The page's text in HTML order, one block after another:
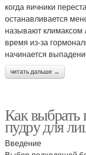
когда яичники
останавливается
называют
время из-за
начинается
читать дальше →
Как
пудру для
Введение